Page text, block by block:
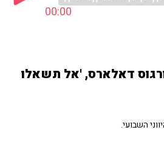
00:00
דאלארס, 'אל תשאלו
השבועי.